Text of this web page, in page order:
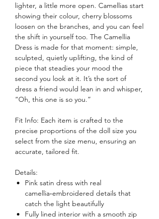
lighter, a little more open. Camellias start
showing their colour, cherry blossoms
loosen on the branches, and you can feel
the shift in yourself too. The Camellia
Dress is made for that moment: simple,
sculpted, quietly uplifting, the kind of
piece that steadies your mood the
second you look at it. It’s the sort of
dress a friend would lean in and whisper,
“Oh, this one is so you.”
Fit Info: Each item is crafted to the
precise proportions of the doll size you
select from the size menu, ensuring an
accurate, tailored fit.
Details:
Pink satin dress with real
camellia‑embroidered details that
catch the light beautifully
Fully lined interior with a smooth zip